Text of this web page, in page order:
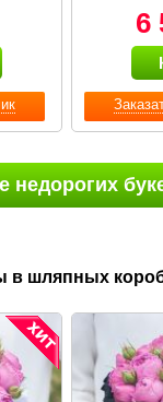
6
недорогих
в шляпных